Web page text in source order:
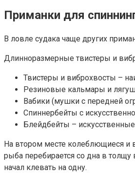
Приманки для
В ловле судака чаще других
Длинноразмерные твистеры и
Твистеры и виброхвосты –
Резиновые кальмары и
Вабики (мушки с передней
Спиннербейты с
Блейдбейты –
На втором месте колеблющиеся и
рыба перебирается со дна в
начал клевать на одну.